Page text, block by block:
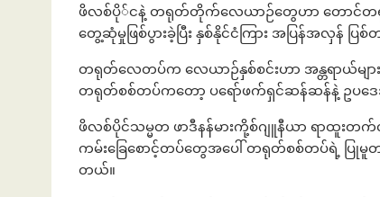
ဖိလစ်ပို်ငနဲ့ တရုတ်တိုက်လေယာဉ်တွေဟာ တောင်တရု
တွေ့ဆုံမှုဖြစ်ပွားခဲ့ပြီး နှစ်နိုင်ငံကြား အပြန်အလှန် ပ
တရုတ်လေတပ်က လေယာဉ်နှစ်စင်းဟာ အန္တရာယ်များပ
တရုတ်စစ်တပ်ကတော့ ပရော်ဖက်ရှင်ဆန်ဆန်နဲ့ ဥပဒ
ဖိလစ်ပိုင်သမ္မတ ဖာဒီနန်မားကို့စ်ဂျူနီယာ ရာထူးတက်
ကမ်းခြေစောင့်တပ်တွေအပေါ် တရုတ်စစ်တပ်ရဲ့ ပြုမူ
တယ်။